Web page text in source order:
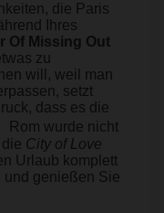
die Paris
Ihres
Of Missing Out
zu
will, weil man
setzt
dass es die
Rom wurde nicht
City of Love
Urlaub komplett
und genießen Sie